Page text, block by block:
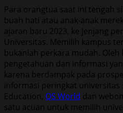
Para orangtua saat ini tengah
buah hati atau anak-anak
ajaran baru 2023, ke jenjang
Universitas. Memilih kampus
bukanlah perkara mudah.
pengetahuan dan informasi
karena berdampak pada
informasi peringkat
Education, QS World dan
satu acuan untuk memilih